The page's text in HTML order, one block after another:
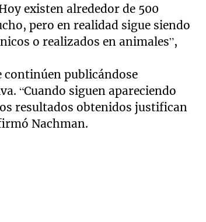
existen alrededor de 500
pero en realidad sigue siendo
o realizados en animales”,
continúen publicándose
“Cuando siguen apareciendo
resultados obtenidos justifican
Nachman.